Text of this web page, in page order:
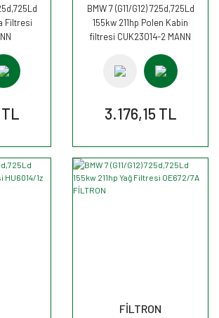
Filtresi
BMW 7 (G11/G12) 725d,725Ld
155kw 211hp Polen Kabin
filtresi CUK23014-2 MANN
3.176,15 TL
FİLTRON